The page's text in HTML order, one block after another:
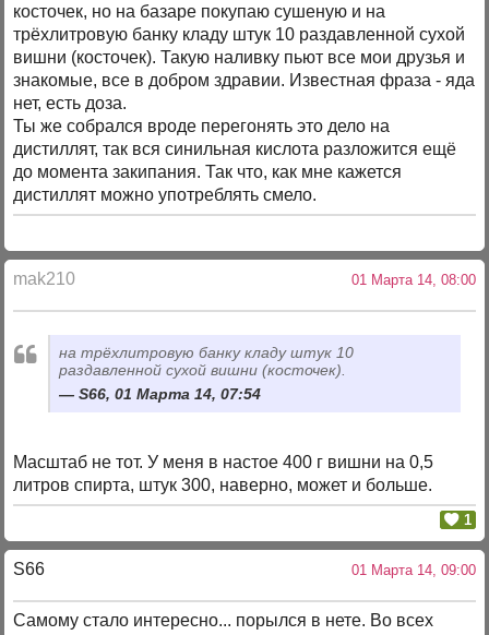
косточек, но на базаре покупаю сушеную и на
трёхлитровую банку кладу штук 10 раздавленной сухой
вишни (косточек). Такую наливку пьют все мои друзья и
знакомые, все в добром здравии. Известная фраза - яда
нет, есть доза.
Ты же собрался вроде перегонять это дело на
дистиллят, так вся синильная кислота разложится ещё
до момента закипания. Так что, как мне кажется
дистиллят можно употреблять смело.
mak210 01 Марта 14, 08:00
на трёхлитровую банку кладу штук 10
раздавленной сухой вишни (косточек).
S66, 01 Марта 14, 07:54
Масштаб не тот. У меня в настое 400 г вишни на 0,5
литров спирта, штук 300, наверно, может и больше.
1
S66 01 Марта 14, 09:00
Самому стало интересно... порылся в нете. Во всех